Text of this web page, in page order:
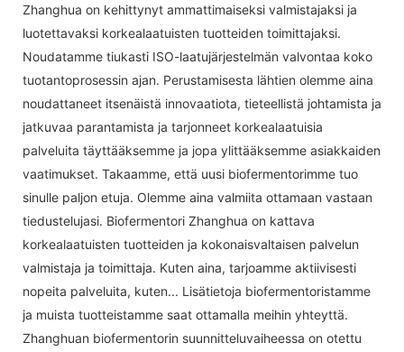
Zhanghua on kehittynyt ammattimaiseksi valmistajaksi ja
luotettavaksi korkealaatuisten tuotteiden toimittajaksi.
Noudatamme tiukasti ISO-laatujärjestelmän valvontaa koko
tuotantoprosessin ajan. Perustamisesta lähtien olemme aina
noudattaneet itsenäistä innovaatiota, tieteellistä johtamista ja
jatkuvaa parantamista ja tarjonneet korkealaatuisia
palveluita täyttääksemme ja jopa ylittääksemme asiakkaiden
vaatimukset. Takaamme, että uusi biofermentorimme tuo
sinulle paljon etuja. Olemme aina valmiita ottamaan vastaan ​​
tiedustelujasi. Biofermentori Zhanghua on kattava
korkealaatuisten tuotteiden ja kokonaisvaltaisen palvelun
valmistaja ja toimittaja. Kuten aina, tarjoamme aktiivisesti
nopeita palveluita, kuten... Lisätietoja biofermentoristamme
ja muista tuotteistamme saat ottamalla meihin yhteyttä.
Zhanghuan biofermentorin suunnitteluvaiheessa on otettu